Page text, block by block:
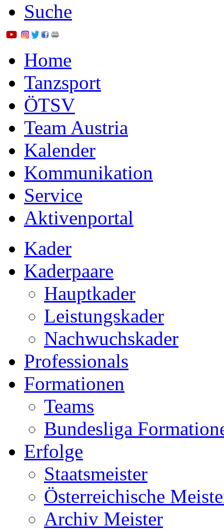
Suche
Home
Tanzsport
ÖTSV
Team Austria
Kalender
Kommunikation
Service
Aktivenportal
Kader
Kaderpaare
Hauptkader
Leistungskader
Nachwuchskader
Professionals
Formationen
Teams
Bundesliga
Erfolge
Staatsmeister
Österreichische
Archiv Meister